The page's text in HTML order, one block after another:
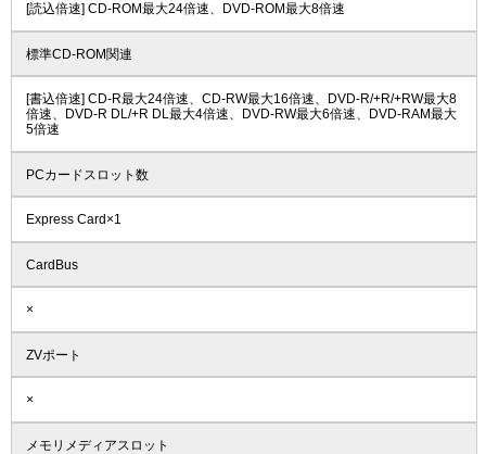
[読込倍速] CD-ROM最大24倍速、DVD-ROM最大8倍速
標準CD-ROM関連
[書込倍速] CD-R最大24倍速、CD-RW最大16倍速、DVD-R/+R/+RW最大8
倍速、DVD-R DL/+R DL最大4倍速、DVD-RW最大6倍速、DVD-RAM最大
5倍速
PCカードスロット数
Express Card×1
CardBus
×
ZVポート
×
メモリメディアスロット